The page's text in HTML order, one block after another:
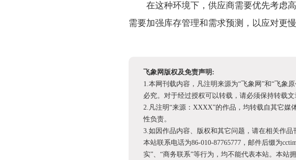
在这种环境下，供应商需要优先考虑
需要加强库存管理和需求预测，以应对更
飞象网版权及免责声明:
1.本网刊载内容，凡注明来源为“飞象网”和“飞象
必究。对于经过授权可以转载，请必须保持转载
2.凡注明“来源：XXXX”的作品，均转载自其它
性负责。
3.如因作品内容、版权和其它问题，请在相关作品
本站联系电话为86-010-87765777，邮件后缀为
实”、“商务联系”等行为，均不能代表本站。本站